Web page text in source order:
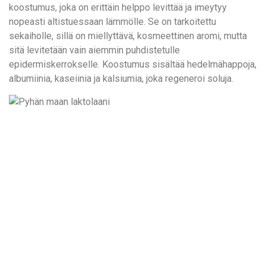
koostumus, joka on erittäin helppo levittää ja imeytyy
nopeasti altistuessaan lämmölle. Se on tarkoitettu
sekaiholle, sillä on miellyttävä, kosmeettinen aromi, mutta
sitä levitetään vain aiemmin puhdistetulle
epidermiskerrokselle. Koostumus sisältää hedelmähappoja,
albumiinia, kaseiinia ja kalsiumia, joka regeneroi soluja.